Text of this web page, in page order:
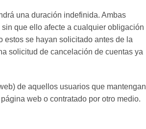
una duración indefinida. Ambas
que ello afecte a cualquier obligación
estos se hayan solicitado antes de la
solicitud de cancelación de cuentas ya
de aquellos usuarios que mantengan
web o contratado por otro medio.